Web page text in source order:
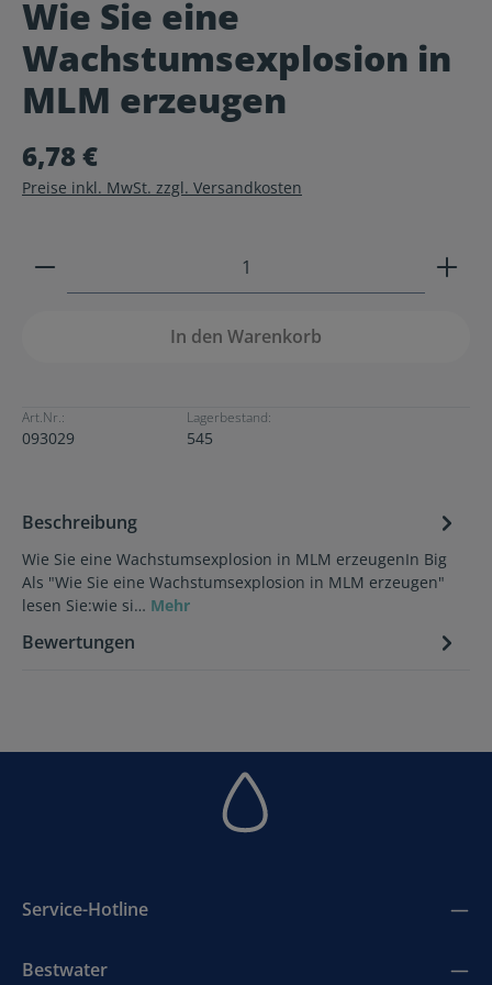
Durchschnittliche Bewertung von 0 von 5 Sternen
Wie Sie eine
Wachstumsexplosion in
MLM erzeugen
6,78 €
Preise inkl. MwSt. zzgl. Versandkosten
Produkt Anzahl: Gib den gewünschten Wert ein
In den Warenkorb
Art.Nr.:
093029
Lagerbestand:
545
Beschreibung
Wie Sie eine Wachstumsexplosion in MLM erzeugenIn Big
Als "Wie Sie eine Wachstumsexplosion in MLM erzeugen"
lesen Sie:wie si… Mehr
Bewertungen
Service-Hotline
Bestwater